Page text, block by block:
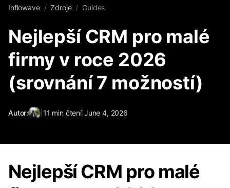
Inflowave / Zdroje / Guides
Nejlepší CRM pro malé
firmy v roce 2026
(srovnání 7 možností)
Autor: 11 min čtení| June 4, 2026
Nejlepší CRM pro malé